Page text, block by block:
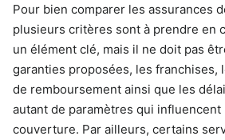
Pour bien comparer les assurances
plusieurs critères sont à prendre en
un élément clé, mais il ne doit pas
garanties proposées, les franchises,
de remboursement ainsi que les
autant de paramètres qui influencent
couverture. Par ailleurs, certains